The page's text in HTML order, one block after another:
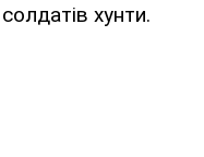
хунти.